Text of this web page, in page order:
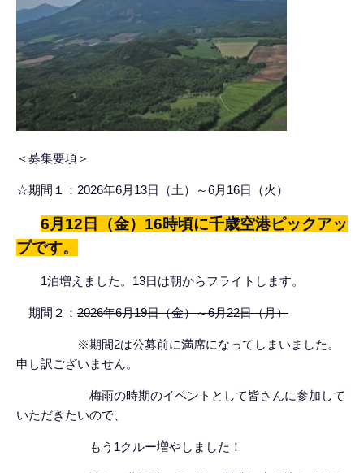
＜募集要項＞
☆期間１： 2026年6月13日（土）～6月16日（火）
6月12日（金）16時頃に千歳空港ピックアッ
プです。
1泊増えました。13日は朝からフライトします。
期間２： 2026年6月19日（金）～6月22日（月）
※期間2は公募前に満席になってしまいました。
申し訳ございません。
梅雨の時期のイベントとして皆さんに参加して
いただきたいので、
もう1クルー増やしました！